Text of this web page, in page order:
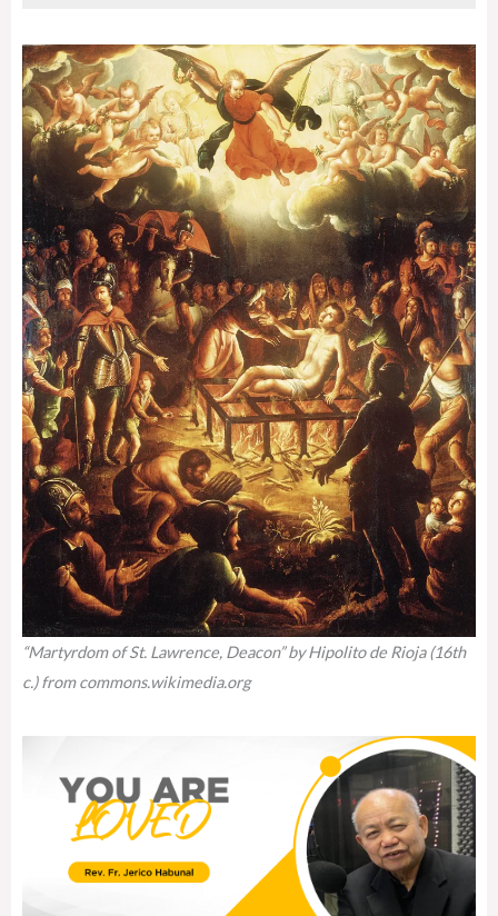
“Martyrdom of St. Lawrence, Deacon” by Hipolito de Rioja (16th
c.) from commons.wikimedia.org